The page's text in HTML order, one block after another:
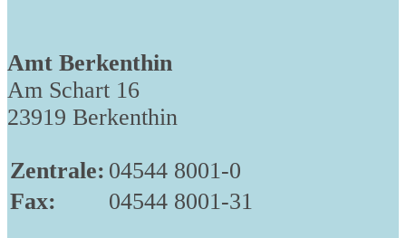
Amt Berkenthin
Am Schart 16
23919 Berkenthin
Zentrale: 04544 8001-0
Fax:
04544 8001-31